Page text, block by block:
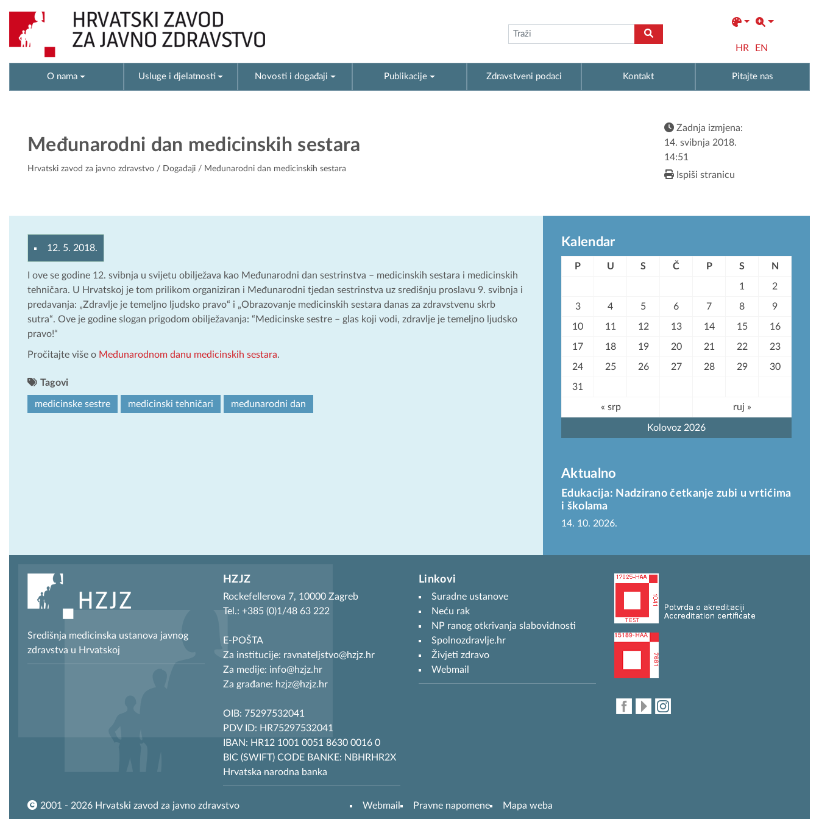
HR EN
O nama Usluge i djelatnosti Novosti i događaji Publikacije Zdravstveni podaci Kontakt Pitajte nas
Međunarodni dan medicinskih sestara
Hrvatski zavod za javno zdravstvo / Događaji / Međunarodni dan medicinskih sestara
Zadnja izmjena:
14. svibnja 2018.
14:51
Ispiši stranicu
12. 5. 2018.
I ove se godine 12. svibnja u svijetu obilježava kao Međunarodni dan sestrinstva – medicinskih sestara i medicinskih
tehničara. U Hrvatskoj je tom prilikom organiziran i Međunarodni tjedan sestrinstva uz središnju proslavu 9. svibnja i
predavanja: „Zdravlje je temeljno ljudsko pravo“ i „Obrazovanje medicinskih sestara danas za zdravstvenu skrb
sutra“. Ove je godine slogan prigodom obilježavanja: “Medicinske sestre – glas koji vodi, zdravlje je temeljno ljudsko
pravo!“
Pročitajte više o Međunarodnom danu medicinskih sestara.
Tagovi
medicinske sestre medicinski tehničari međunarodni dan
Kalendar
Kolovoz 2026
P U S Č P S N
1 2
3 4 5 6 7 8 9
10 11 12 13 14 15 16
17 18 19 20 21 22 23
24 25 26 27 28 29 30
31
« srp ruj »
Aktualno
Edukacija: Nadzirano četkanje zubi u vrtićima
i školama
14. 10. 2026.
Središnja medicinska ustanova javnog
zdravstva u Hrvatskoj
HZJZ
Rockefellerova 7, 10000 Zagreb
Tel.: +385 (0)1/48 63 222
E-POŠTA
Za institucije: ravnateljstvo@hzjz.hr
Za medije: info@hzjz.hr
Za građane: hzjz@hzjz.hr
OIB: 75297532041
PDV ID: HR75297532041
IBAN: HR12 1001 0051 8630 0016 0
BIC (SWIFT) CODE BANKE: NBHRHR2X
Hrvatska narodna banka
Linkovi
Suradne ustanove
Neću rak
NP ranog otkrivanja slabovidnosti
Spolnozdravlje.hr
Živjeti zdravo
Webmail
2001 - 2026 Hrvatski zavod za javno zdravstvo Webmail Pravne napomene Mapa weba